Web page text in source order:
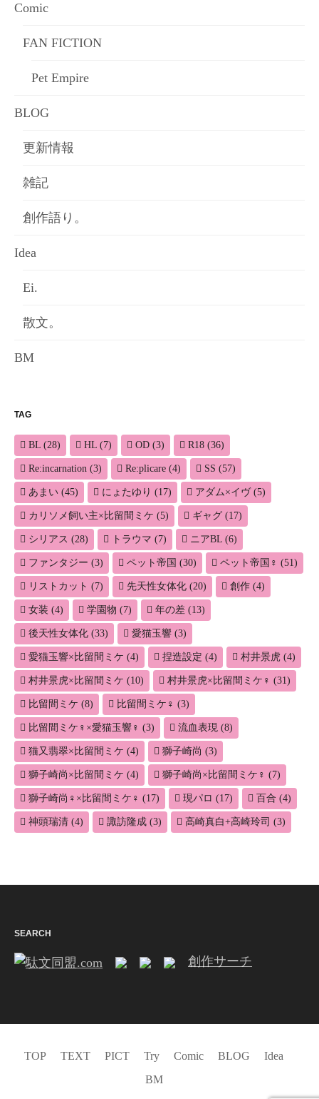
Comic
FAN FICTION
Pet Empire
BLOG
更新情報
雑記
創作語り。
Idea
Ei.
散文。
BM
TAG
BL (28) HL (7) OD (3) R18 (36)
Re:incarnation (3) Re:plicare (4) SS (57)
あまい (45) にょたゆり (17) アダム×イヴ(5)
カリソメ飼い主×比留間ミケ (5) ギャグ (17)
シリアス (28) トラウマ (7) ニアBL (6)
ファンタジー (3) ペット帝国 (30) ペット帝国♀ (51)
リストカット (7) 先天性女体化 (20) 創作 (4)
女装 (4) 学園物 (7) 年の差 (13)
後天性女体化 (33) 愛猫玉響 (3)
愛猫玉響×比留間ミケ (4) 捏造設定 (4) 村井景虎 (4)
村井景虎×比留間ミケ (10) 村井景虎×比留間ミケ♀ (31)
比留間ミケ (8) 比留間ミケ♀ (3)
比留間ミケ♀×愛猫玉響♀ (3) 流血表現 (8)
猫又翡翠×比留間ミケ (4) 獅子崎尚 (3)
獅子崎尚×比留間ミケ (4) 獅子崎尚×比留間ミケ♀ (7)
獅子崎尚♀×比留間ミケ♀ (17) 現パロ (17) 百合 (4)
神頭瑞清 (4) 諏訪隆成 (3) 高崎真白+高崎玲司 (3)
SEARCH
創作サーチ
TOP TEXT PICT Try Comic BLOG
Idea
BM